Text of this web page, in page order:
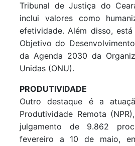
Tribunal de Justiça do
inclui valores como
efetividade. Além disso,
Objetivo do
da Agenda 2030 da
Unidas (ONU).
PRODUTIVIDADE
Outro destaque é a
Produtividade Remota
julgamento de 9.862
fevereiro a 10 de maio,